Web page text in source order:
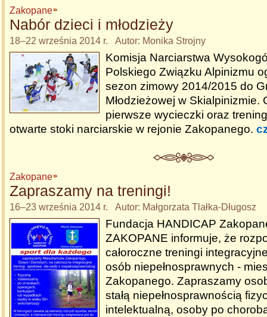
Zakopane
Nabór dzieci i młodzieży
18–22 września 2014 r. Autor: Monika Strojny
Komisja Narciarstwa
Polskiego Związku Alpinizmu
sezon zimowy 2014/2015 do
Młodzieżowej w Skialpinizmie.
pierwsze wycieczki oraz
otwarte stoki narciarskie w rejonie Zakopanego.
Zakopane
Zapraszamy na treningi!
16–23 września 2014 r. Autor: Małgorzata Tlałka-Długosz
Fundacja HANDICAP
ZAKOPANE informuje, że
całoroczne treningi
osób niepełnosprawnych -
Zakopanego. Zapraszamy
stałą niepełnosprawnością
intelektualną, osoby po